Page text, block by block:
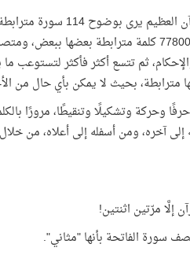
انسيابي سلس، ثم تتسع القاعدة لتستوعب 77800
مترابطة، بحيث لا يمكن بأي حال من
وحركة وتشكيلًا وتنقيطًا، مرورًا
آخره، ومن أسفله إلى أعلاه، من
إلَّا مرّتين اثنتين!
سورة الفاتحة بأنها "مثاني".